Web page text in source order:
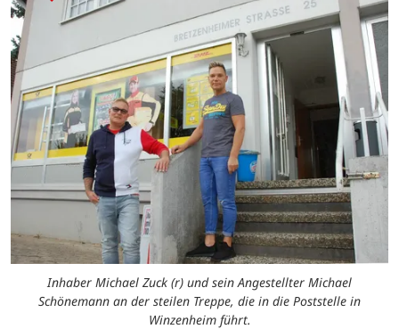
Inhaber Michael Zuck (r) und sein Angestellter Michael
Schönemann an der steilen Treppe, die in die Poststelle in
Winzenheim führt.